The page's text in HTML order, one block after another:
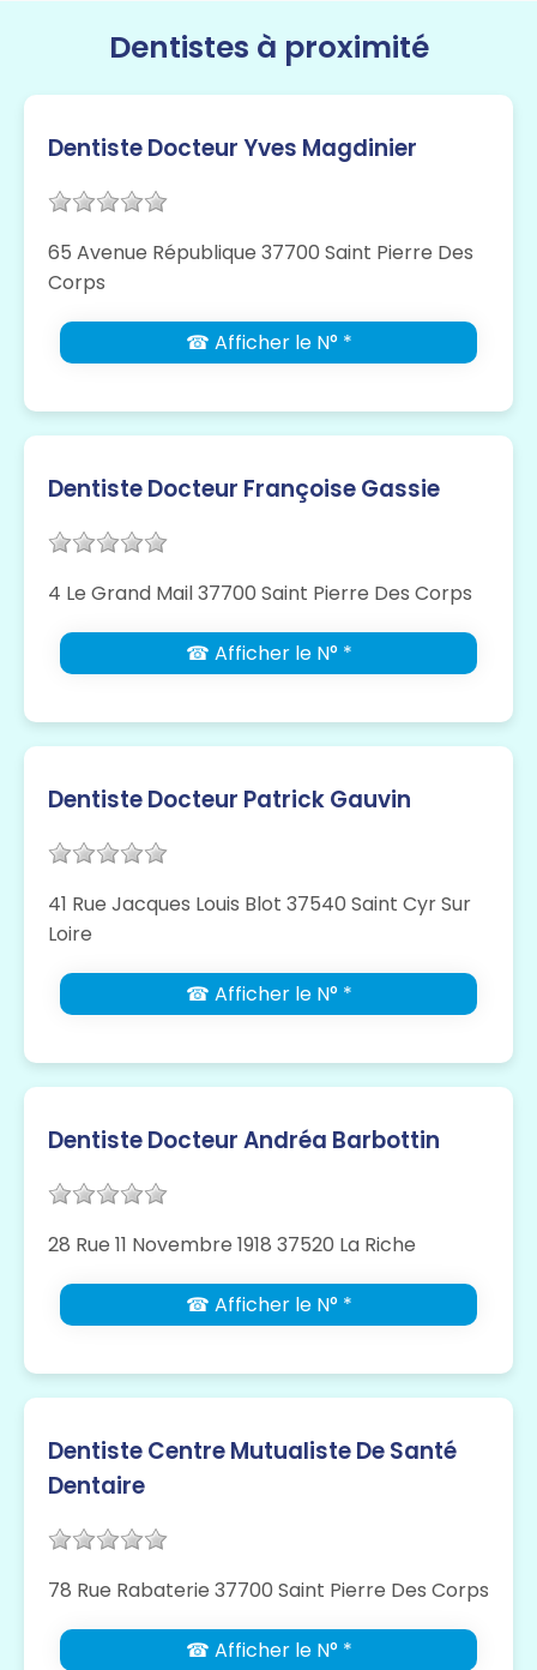
Dentistes à proximité
Dentiste Docteur Yves Magdinier
65 Avenue République 37700 Saint Pierre Des
Corps
☎ Afficher le N° *
Dentiste Docteur Françoise Gassie
4 Le Grand Mail 37700 Saint Pierre Des Corps
☎ Afficher le N° *
Dentiste Docteur Patrick Gauvin
41 Rue Jacques Louis Blot 37540 Saint Cyr Sur
Loire
☎ Afficher le N° *
Dentiste Docteur Andréa Barbottin
28 Rue 11 Novembre 1918 37520 La Riche
☎ Afficher le N° *
Dentiste Centre Mutualiste De Santé
Dentaire
78 Rue Rabaterie 37700 Saint Pierre Des Corps
☎ Afficher le N° *